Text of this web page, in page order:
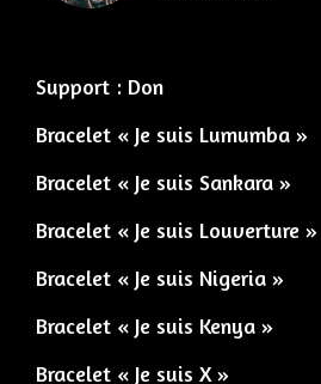
Support : Don
Bracelet « Je suis Lumumba »
Bracelet « Je suis Sankara »
Bracelet « Je suis Louverture »
Bracelet « Je suis Nigeria »
Bracelet « Je suis Kenya »
Bracelet « Je suis X »